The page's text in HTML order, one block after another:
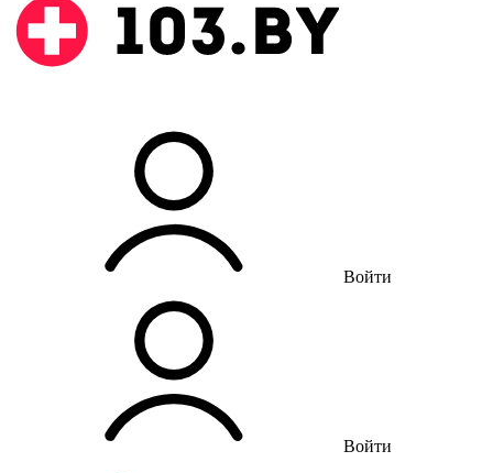
Войти
Войти